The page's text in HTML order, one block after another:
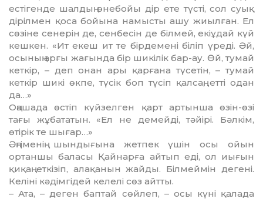
естігенде шалдың өнебойы дір ете түсті, сол суық
дірілмен қоса бойына намысты ашу жиылған. Ел
сөзіне сенерін де, сенбесін де білмей, екіұдай күй
кешкен. «Ит екеш ит те бірдемені біліп үреді. Әй,
осының арғы жағында бір шикілік бар-ау. Өй, тумай
кеткір, – деп онан ары қарғана түсетін, – тумай
кеткір шикі өкпе, түсік боп түсіп қалсаң, етті одан
да…»
Оңашада өстіп күйзелген қарт артынша өзін-өзі
тағы жұбататын. «Ел не демейді, тәйірі. Бәлкім,
өтірік те шығар…»
Әңгіменің шындығына жетпек үшін осы ойын
ортаншы баласы Қайнарға айтып еді, ол иығын
қиқаң еткізіп, алақанын жайды. Білмеймін дегені.
Келіні кәдімгідей келелі сөз айтты.
– Ата, – деген баптай сөйлеп, – осы күні қалада